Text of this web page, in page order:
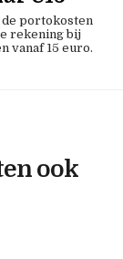
portokosten
rekening bij
vanaf 15 euro.
ook